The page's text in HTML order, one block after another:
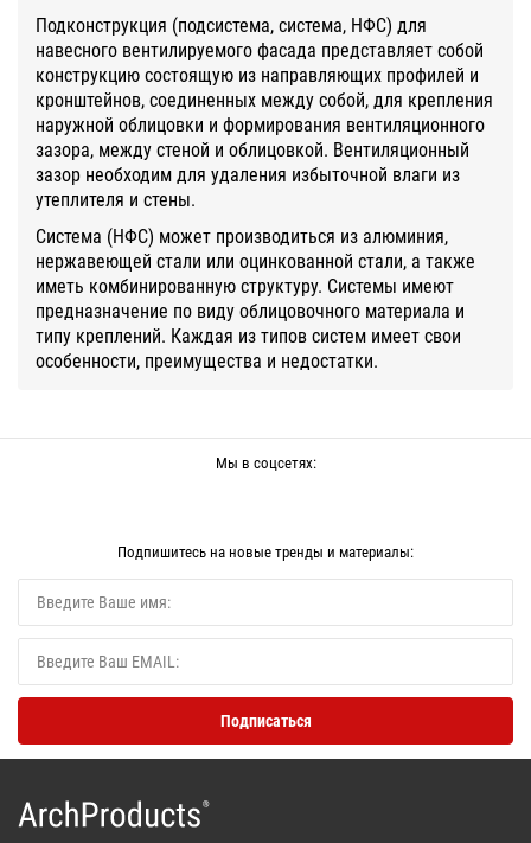
Подконструкция (подсистема, система, НФС) для
навесного вентилируемого фасада представляет собой
конструкцию состоящую из направляющих профилей и
кронштейнов, соединенных между собой, для крепления
наружной облицовки и формирования вентиляционного
зазора, между стеной и облицовкой. Вентиляционный
зазор необходим для удаления избыточной влаги из
утеплителя и стены.
Система (НФС) может производиться из алюминия,
нержавеющей стали или оцинкованной стали, а также
иметь комбинированную структуру. Системы имеют
предназначение по виду облицовочного материала и
типу креплений. Каждая из типов систем имеет свои
особенности, преимущества и недостатки.
Мы в соцсетях:
Подпишитесь на новые тренды и материалы: